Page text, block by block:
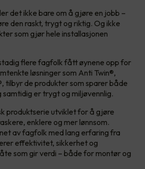
det ikke bare om å gjøre en jobb –
den raskt, trygt og riktig. Og ikke
som gjør hele installasjonen
flere fagfolk fått øynene opp for
løsninger som Anti Twin®,
tilbyr de produkter som sparer både
samtidig er trygt og miljøvennlig.
produktserie utviklet for å gjøre
enklere og mer lønnsom.
av fagfolk med lang erfaring fra
effektivitet, sikkerhet og
som gir verdi – både for montør og